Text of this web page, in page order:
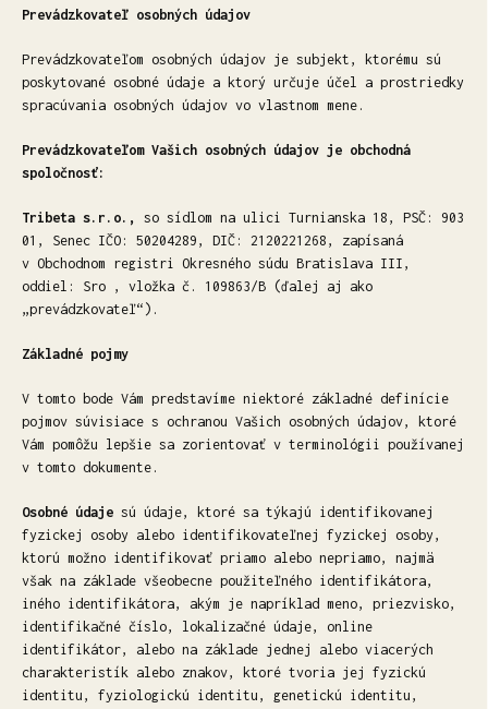
Prevádzkovateľ osobných údajov
Prevádzkovateľom osobných údajov je subjekt, ktorému sú
poskytované osobné údaje a ktorý určuje účel a prostriedky
spracúvania osobných údajov vo vlastnom mene.
Prevádzkovateľom Vašich osobných údajov je obchodná
spoločnosť:
Tribeta s.r.o., so sídlom na ulici Turnianska 18, PSČ: 903
01, Senec IČO: 50204289, DIČ: 2120221268, zapísaná
v Obchodnom registri Okresného súdu Bratislava III,
oddiel: Sro , vložka č. 109863/B (ďalej aj ako
„prevádzkovateľ“).
Základné pojmy
V tomto bode Vám predstavíme niektoré základné definície
pojmov súvisiace s ochranou Vašich osobných údajov, ktoré
Vám pomôžu lepšie sa zorientovať v terminológii používanej
v tomto dokumente.
Osobné údaje sú údaje, ktoré sa týkajú identifikovanej
fyzickej osoby alebo identifikovateľnej fyzickej osoby,
ktorú možno identifikovať priamo alebo nepriamo, najmä
však na základe všeobecne použiteľného identifikátora,
iného identifikátora, akým je napríklad meno, priezvisko,
identifikačné číslo, lokalizačné údaje, online
identifikátor, alebo na základe jednej alebo viacerých
charakteristík alebo znakov, ktoré tvoria jej fyzickú
identitu, fyziologickú identitu, genetickú identitu,